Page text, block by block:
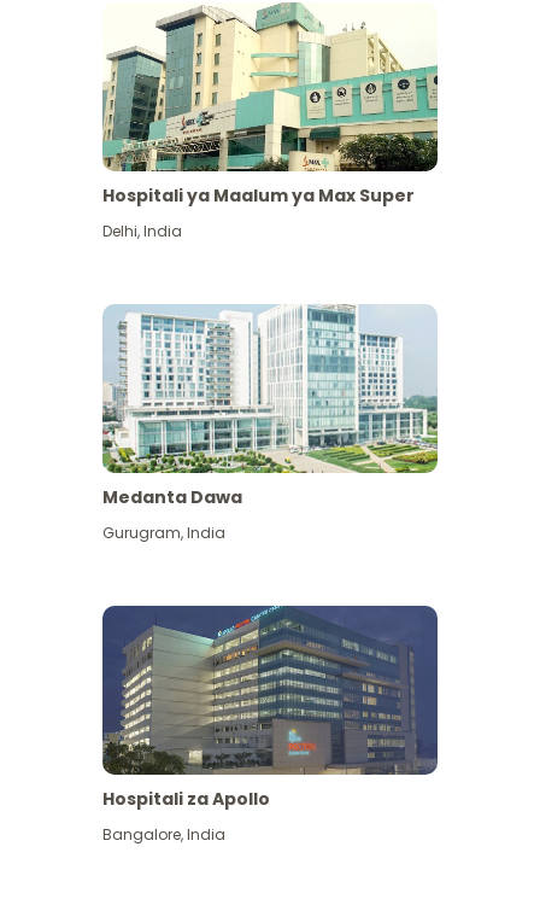
Hospitali ya Maalum ya Max Super
Delhi,India
Medanta Dawa
Gurugram,India
Hospitali za Apollo
Bangalore,India